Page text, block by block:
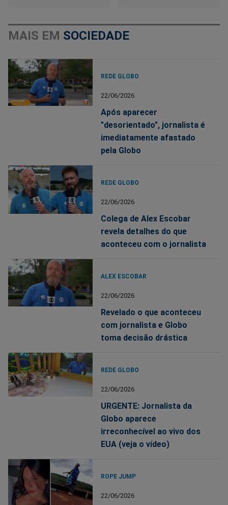
MAIS EM SOCIEDADE
REDE GLOBO
22/06/2026
Após aparecer
"desorientado", jornalista é
imediatamente afastado
pela Globo
REDE GLOBO
22/06/2026
Colega de Alex Escobar
revela detalhes do que
aconteceu com o jornalista
ALEX ESCOBAR
22/06/2026
Revelado o que aconteceu
com jornalista e Globo
toma decisão drástica
REDE GLOBO
22/06/2026
URGENTE: Jornalista da
Globo aparece
irreconhecível ao vivo dos
EUA (veja o vídeo)
ROPE JUMP
22/06/2026